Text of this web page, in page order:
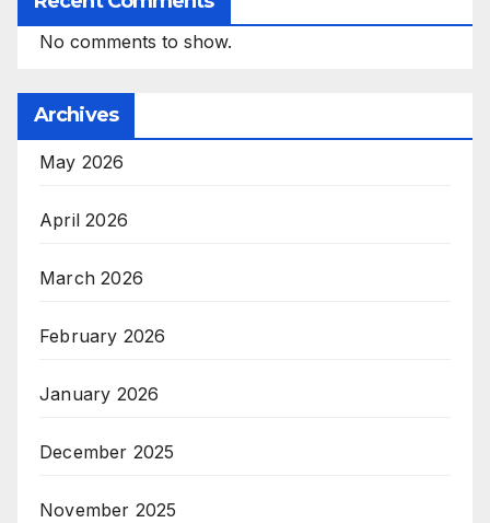
No comments to show.
Archives
May 2026
April 2026
March 2026
February 2026
January 2026
December 2025
November 2025